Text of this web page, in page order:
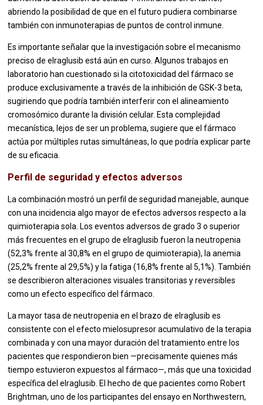
abriendo la posibilidad de que en el futuro pudiera combinarse
también con inmunoterapias de puntos de control inmune.
Es importante señalar que la investigación sobre el mecanismo
preciso de elraglusib está aún en curso. Algunos trabajos en
laboratorio han cuestionado si la citotoxicidad del fármaco se
produce exclusivamente a través de la inhibición de GSK-3 beta,
sugiriendo que podría también interferir con el alineamiento
cromosómico durante la división celular. Esta complejidad
mecanística, lejos de ser un problema, sugiere que el fármaco
actúa por múltiples rutas simultáneas, lo que podría explicar parte
de su eficacia.
Perfil de seguridad y efectos adversos
La combinación mostró un perfil de seguridad manejable, aunque
con una incidencia algo mayor de efectos adversos respecto a la
quimioterapia sola. Los eventos adversos de grado 3 o superior
más frecuentes en el grupo de elraglusib fueron la neutropenia
(52,3% frente al 30,8% en el grupo de quimioterapia), la anemia
(25,2% frente al 29,5%) y la fatiga (16,8% frente al 5,1%). También
se describieron alteraciones visuales transitorias y reversibles
como un efecto específico del fármaco.
La mayor tasa de neutropenia en el brazo de elraglusib es
consistente con el efecto mielosupresor acumulativo de la terapia
combinada y con una mayor duración del tratamiento entre los
pacientes que respondieron bien —precisamente quienes más
tiempo estuvieron expuestos al fármaco—, más que una toxicidad
específica del elraglusib. El hecho de que pacientes como Robert
Brightman, uno de los participantes del ensayo en Northwestern,